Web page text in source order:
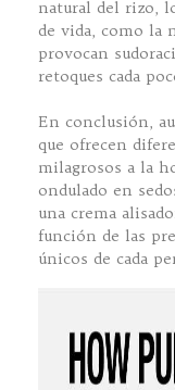
natural del rizo,
de vida, como la
provocan
retoques cada
En conclusión,
que ofrecen
milagrosos a la
ondulado en
una crema
función de las
únicos de cada